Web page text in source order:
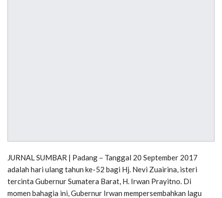
JURNAL SUMBAR | Padang – Tanggal 20 September 2017
adalah hari ulang tahun ke-52 bagi Hj. Nevi Zuairina, isteri
tercinta Gubernur Sumatera Barat, H. Irwan Prayitno. Di
momen bahagia ini, Gubernur Irwan mempersembahkan lagu